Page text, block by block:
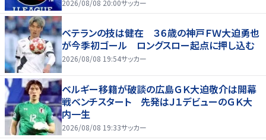
2026/08/08 20:00サッカー
ベテランの技は健在 ３６歳の神戸ＦＷ大迫勇也
が今季初ゴール ロングスロー起点に押し込む
2026/08/08 19:54サッカー
ベルギー移籍が破談の広島ＧＫ大迫敬介は開幕
戦ベンチスタート 先発はＪ１デビューのＧＫ大
内一生
2026/08/08 19:33サッカー